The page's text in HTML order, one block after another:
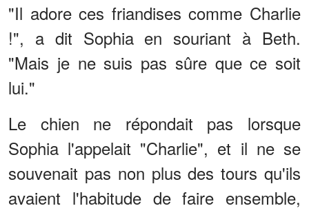
"Il adore ces friandises comme Charlie
!", a dit Sophia en souriant à Beth.
"Mais je ne suis pas sûre que ce soit
lui."
Le chien ne répondait pas lorsque
Sophia l'appelait "Charlie", et il ne se
souvenait pas non plus des tours qu'ils
avaient l'habitude de faire ensemble,